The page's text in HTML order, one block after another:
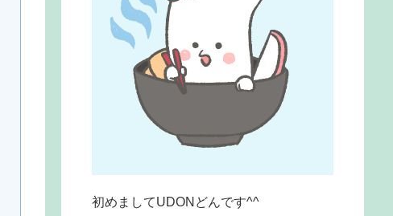
初めましてUDONどんです^^